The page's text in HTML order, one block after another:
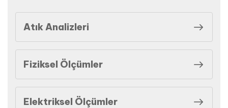
Atık Analizleri
Fiziksel Ölçümler
Elektriksel Ölçümler